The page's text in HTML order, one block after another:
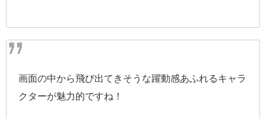
画面の中から飛び出てきそうな躍動感あふれるキャラ
クターが魅力的ですね！